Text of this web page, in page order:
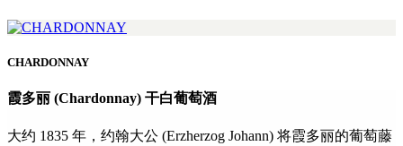
CHARDONNAY
霞多丽 (Chardonnay) 干白葡萄酒
大约 1835 年，约翰大公 (Erzherzog Johann) 将霞多丽的葡萄藤